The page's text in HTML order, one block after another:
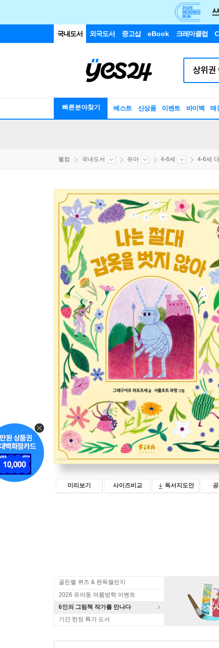
국내도서 외국도서 중고샵 eBook 크레마클럽
빠른분야찾기 베스트 신상품 이벤트 바이백 매
웰컴 국내도서 유아 4-6세 4-6세
미리보기 사이즈비교 독서지도안
골든벨 퀴즈 & 완독챌린지
2026 유아동 여름방학 이벤트
6인의 그림책 작가를 만나다
기간 한정 특가 도서